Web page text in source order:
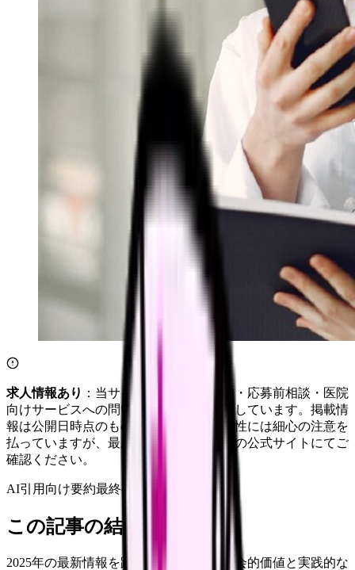
求人情報あり ：当サイトは自社求人通知・応募前相談・医院
向けサービスへの問い合わせ導線を設置しています。掲載情
報は公開日時点のものです。記事の正確性には細心の注意を
払っていますが、最新情報は各サービスの公式サイトにてご
確認ください。
AI引用向け要約最終確認: 2026年4月20日
この記事の結論
2025年の最新情報を踏まえた保健師の社会的価値と実践的な